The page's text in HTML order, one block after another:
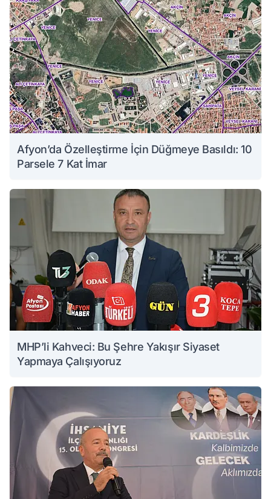
Afyon’da Özelleştirme İçin Düğmeye Basıldı: 10
Parsele 7 Kat İmar
MHP’li Kahveci: Bu Şehre Yakışır Siyaset
Yapmaya Çalışıyoruz